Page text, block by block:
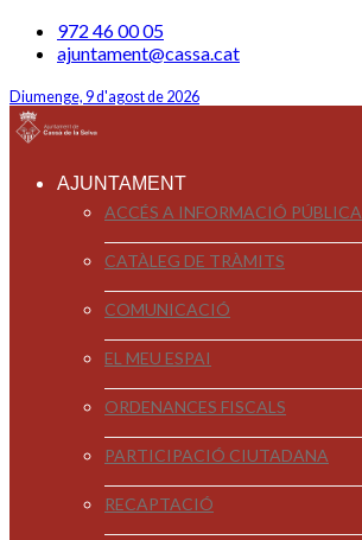
972 46 00 05
ajuntament@cassa.cat
Diumenge, 9 d'agost de 2026
AJUNTAMENT
ACCÉS A INFORMACIÓ PÚBLICA
CATÀLEG DE TRÀMITS
COMUNICACIÓ
EL MEU ESPAI
ORDENANCES FISCALS
PARTICIPACIÓ CIUTADANA
RECAPTACIÓ